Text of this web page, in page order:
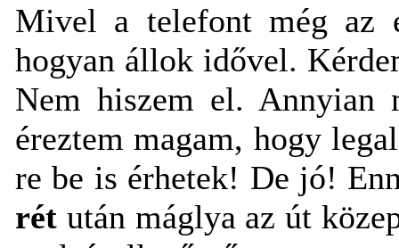
Mivel a telefont még az
hogyan állok idővel.
Nem hiszem el. Annyian
éreztem magam, hogy
re be is érhetek! De jó!
rét után máglya az út